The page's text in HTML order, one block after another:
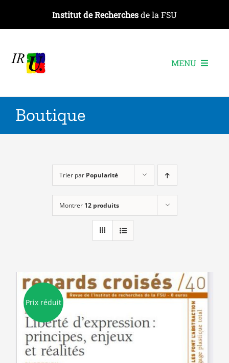
contenu
Institut de Recherchesde la FSU
MENU
Les recherches
Les événements
Boutique
Trier par Popularité
Montrer 12 produits
Prix réduit